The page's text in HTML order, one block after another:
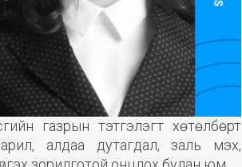
газрын тэтгэлэгт хөтөлбөрт
алдаа дутагдал, заль мэх,